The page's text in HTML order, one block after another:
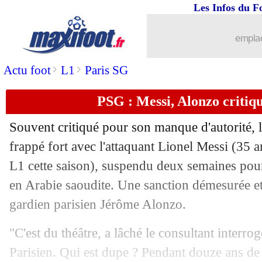
Actu foot> L1 > Paris SG
Les Infos du
PSG : Messi, Alonzo
Souvent critiqué pour son manque d'autorité,
frappé fort avec l'attaquant Lionel Messi (35
L1 cette saison), suspendu deux semaines
en Arabie saoudite. Une sanction démesurée
gardien parisien Jérôme Alonzo.
"C'est du théâtre, a lâché le consultant
Parisien. Qui est dupe ? Pendant douze ans
Chelsea : Lampard rassure Badiashile
06/05 L2: Bordeaux ne lâche rien
06/05 Ita.: le Genoa de retour en Serie A
06/05 ASSE: une révélation de National
06/05 L1 : Nice-Rennes, les compos
06/05 VIDEO: la chevauchée de Théo
PSG : Sanches de retour dans le